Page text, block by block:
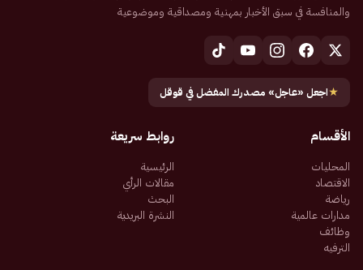
والمنافسة في سبق الأخبار بمهنية ومصداقية وموضوعية
★اجعل «عاجل» مصدرك المفضل في قوقل
الأقسام
المحليات
الاقتصاد
رياضة
مدارات عالمية
وظائف
الترفيه
روابط سريعة
الرئيسية
مقالات الرأي
البحث
النشرة البريدية